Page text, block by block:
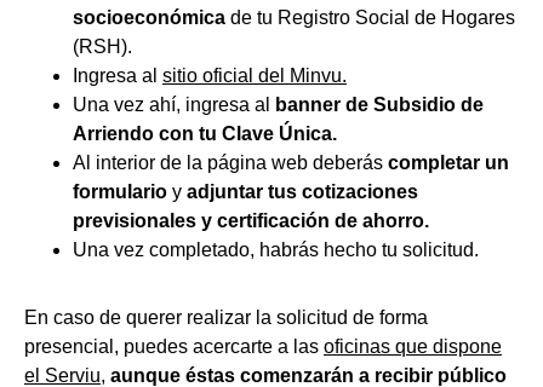
socioeconómica de tu Registro Social de Hogares
(RSH).
Ingresa al sitio oficial del Minvu.
Una vez ahí, ingresa al
banner de Subsidio de
Arriendo con tu Clave Única.
Al interior de la página web deberás completar un
formulario y adjuntar tus cotizaciones
previsionales y certificación de ahorro.
Una vez completado, habrás hecho tu solicitud.
En caso de querer realizar la solicitud de forma
presencial, puedes acercarte a las oficinas que dispone
el Serviu, aunque éstas comenzarán a recibir público